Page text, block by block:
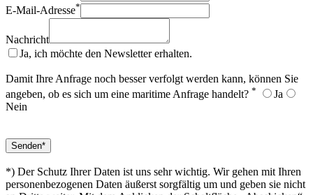
E-Mail-Adresse*
Nachricht
Ja, ich möchte den Newsletter erhalten.
Damit Ihre Anfrage noch besser verfolgt werden kann, können Sie
angeben, ob es sich um eine maritime Anfrage handelt? *
Ja
Nein
*) Der Schutz Ihrer Daten ist uns sehr wichtig. Wir gehen mit Ihren
personenbezogenen Daten äußerst sorgfältig um und geben sie nicht